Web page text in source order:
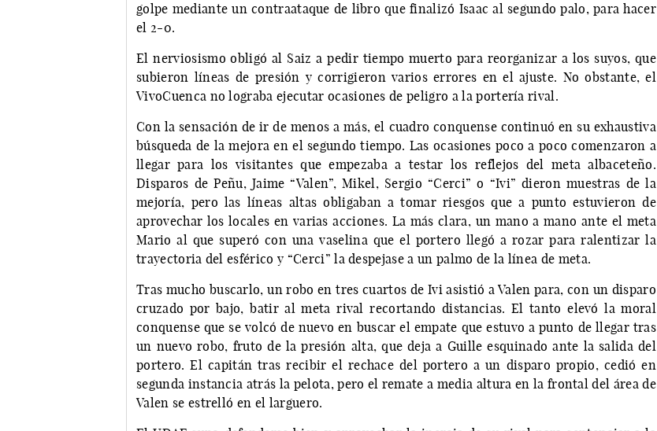
golpe mediante un contraataque de libro que finalizó Isaac al segundo palo, para hacer
el 2-0.
El nerviosismo obligó al Saiz a pedir tiempo muerto para reorganizar a los suyos, que
subieron líneas de presión y corrigieron varios errores en el ajuste. No obstante, el
VivoCuenca no lograba ejecutar ocasiones de peligro a la portería rival.
Con la sensación de ir de menos a más, el cuadro conquense continuó en su exhaustiva
búsqueda de la mejora en el segundo tiempo. Las ocasiones poco a poco comenzaron a
llegar para los visitantes que empezaba a testar los reflejos del meta albaceteño.
Disparos de Peñu, Jaime “Valen”, Mikel, Sergio “Cerci” o “Ivi” dieron muestras de la
mejoría, pero las líneas altas obligaban a tomar riesgos que a punto estuvieron de
aprovechar los locales en varias acciones. La más clara, un mano a mano ante el meta
Mario al que superó con una vaselina que el portero llegó a rozar para ralentizar la
trayectoria del esférico y “Cerci” la despejase a un palmo de la línea de meta.
Tras mucho buscarlo, un robo en tres cuartos de Ivi asistió a Valen para, con un disparo
cruzado por bajo, batir al meta rival recortando distancias. El tanto elevó la moral
conquense que se volcó de nuevo en buscar el empate que estuvo a punto de llegar tras
un nuevo robo, fruto de la presión alta, que deja a Guille esquinado ante la salida del
portero. El capitán tras recibir el rechace del portero a un disparo propio, cedió en
segunda instancia atrás la pelota, pero el remate a media altura en la frontal del área de
Valen se estrelló en el larguero.